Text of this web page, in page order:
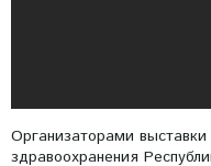
Организаторами
здравоохранения